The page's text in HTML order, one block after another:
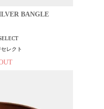
BANGLE
レクト